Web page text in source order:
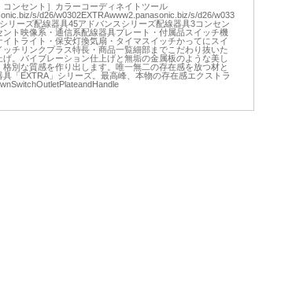
コンセント］カラーコーディネイトツール
s/d26/w0302EXTRAwww2.panasonic.biz/s/d26/w033
リーズ配線器具45アドバンスシリーズ配線器具3コンセン
ント映像系・通信系配線器具プレート・付属品スイッチ機
イトライト・保安灯換気扇・タイマスイッチかってにスイ
ッチリンクプラス特長・商品一覧細部までこだわり抜いた
げ。バイブレーション仕上げと無垢の金属板のような美し
格別な質感を作り出します。唯一無二の存在感を放つ材と
具「EXTRA」シリーズ。最高峰、本物の存在感エクストラ